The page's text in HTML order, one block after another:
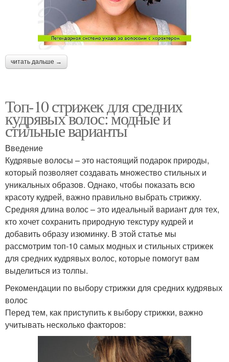
читать дальше →
Топ-10 стрижек для средних
кудрявых волос: модные и
стильные варианты
Введение
Кудрявые волосы – это настоящий подарок природы,
который позволяет создавать множество стильных и
уникальных образов. Однако, чтобы показать всю
красоту кудрей, важно правильно выбрать стрижку.
Средняя длина волос – это идеальный вариант для тех,
кто хочет сохранить природную текстуру кудрей и
добавить образу изюминку. В этой статье мы
рассмотрим топ-10 самых модных и стильных стрижек
для средних кудрявых волос, которые помогут вам
выделиться из толпы.
Рекомендации по выбору стрижки для средних кудрявых
волос
Перед тем, как приступить к выбору стрижки, важно
учитывать несколько факторов: